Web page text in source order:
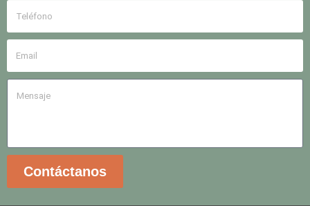
Contáctanos